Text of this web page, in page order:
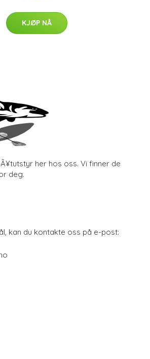
KJØP NÅ
her hos oss. Vi finner de
deg.
kan du kontakte oss på e-post: